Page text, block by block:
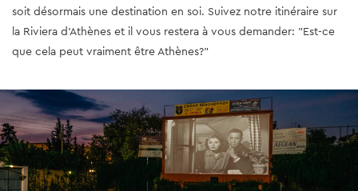
soit désormais une destination en soi. Suivez notre itinéraire sur
la Riviera d’Athènes et il vous restera à vous demander: "Est-ce
que cela peut vraiment être Athènes?"